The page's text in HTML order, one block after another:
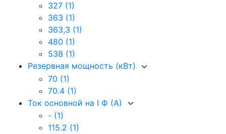
327 (1)
363 (1)
363,3 (1)
480 (1)
538 (1)
Резервная мощность (кВт)
70 (1)
70.4 (1)
Ток основной на I Ф (А)
- (1)
115.2 (1)